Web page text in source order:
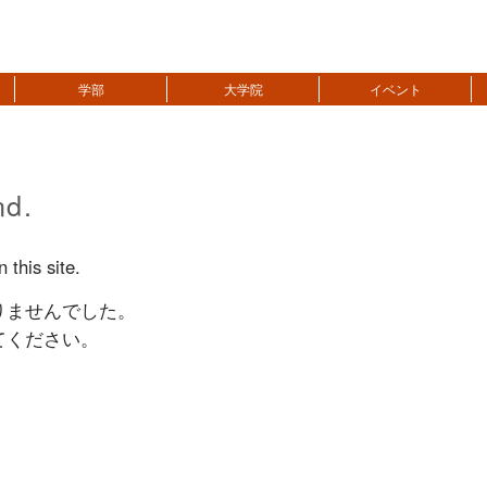
学部 大学院 イベント
this site.
せんでした。
ださい。